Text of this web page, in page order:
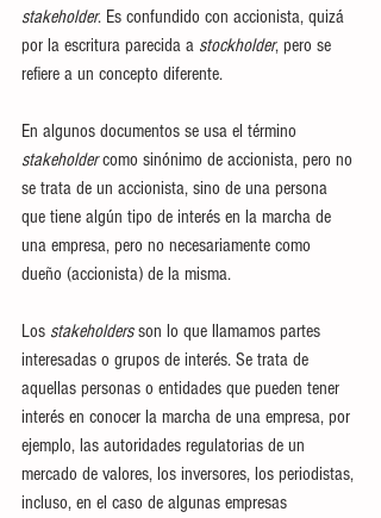
stakeholder. Es confundido con accionista, quizá
por la escritura parecida a stockholder, pero se
refiere a un concepto diferente.
En algunos documentos se usa el término
stakeholder como sinónimo de accionista, pero no
se trata de un accionista, sino de una persona
que tiene algún tipo de interés en la marcha de
una empresa, pero no necesariamente como
dueño (accionista) de la misma.
Los stakeholders son lo que llamamos partes
interesadas o grupos de interés. Se trata de
aquellas personas o entidades que pueden tener
interés en conocer la marcha de una empresa, por
ejemplo, las autoridades regulatorias de un
mercado de valores, los inversores, los periodistas,
incluso, en el caso de algunas empresas